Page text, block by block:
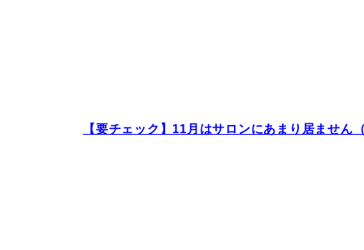
【要チェック】11月はサロンにあまり居ません（